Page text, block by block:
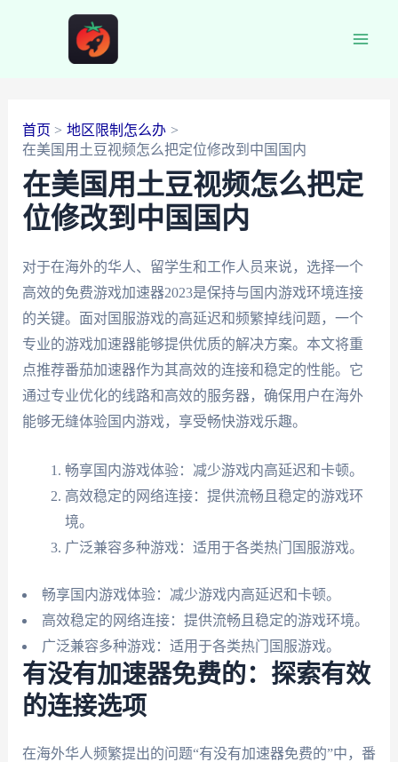
首页
地区限制怎么办
在美国用土豆视频怎么把定位修改到中国国内
在美国用土豆视频怎么把定
位修改到中国国内
对于在海外的华人、留学生和工作人员来说，选择一个
高效的免费游戏加速器2023是保持与国内游戏环境连接
的关键。面对国服游戏的高延迟和频繁掉线问题，一个
专业的游戏加速器能够提供优质的解决方案。本文将重
点推荐番茄加速器作为其高效的连接和稳定的性能。它
通过专业优化的线路和高效的服务器，确保用户在海外
能够无缝体验国内游戏，享受畅快游戏乐趣。
畅享国内游戏体验：减少游戏内高延迟和卡顿。
高效稳定的网络连接：提供流畅且稳定的游戏环
境。
广泛兼容多种游戏：适用于各类热门国服游戏。
畅享国内游戏体验：减少游戏内高延迟和卡顿。
高效稳定的网络连接：提供流畅且稳定的游戏环境。
广泛兼容多种游戏：适用于各类热门国服游戏。
有没有加速器免费的：探索有效
的连接选项
在海外华人频繁提出的问题“有没有加速器免费的”中，番